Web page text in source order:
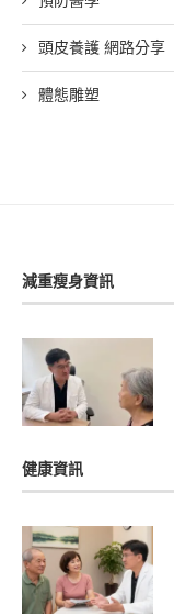
頭皮養護 網路分享
體態雕塑
減重瘦身資訊
健康資訊